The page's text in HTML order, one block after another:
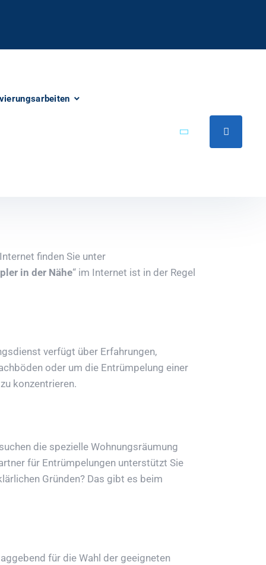
finden Sie unter
in der Nähe“ im Internet ist in der Regel
verfügt über Erfahrungen,
oder um die Entrümpelung einer
zu konzentrieren.
die spezielle Wohnungsräumung
für Entrümpelungen unterstützt Sie
Gründen? Das gibt es beim
für die Wahl der geeigneten